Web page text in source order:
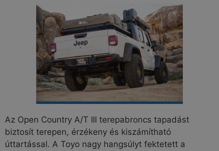
Az Open Country A/T III terepabroncs tapadást
biztosít terepen, érzékeny és kiszámítható
úttartással. A Toyo nagy hangsúlyt fektetett a